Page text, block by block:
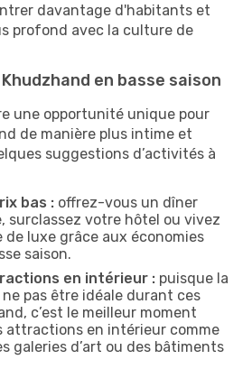
davantage d'habitants et
profond avec la culture de
en basse saison
une opportunité unique pour
de manière plus intime et
suggestions d’activités à
bas : offrez-vous un dîner
surclassez votre hôtel ou vivez
de luxe grâce aux économies
saison.
en intérieur : puisque la
pas être idéale durant ces
c’est le meilleur moment
attractions en intérieur comme
galeries d’art ou des bâtiments